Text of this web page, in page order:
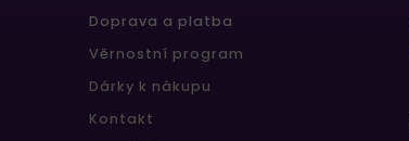
Doprava a platba
Věrnostní program
Dárky k nákupu
Kontakt